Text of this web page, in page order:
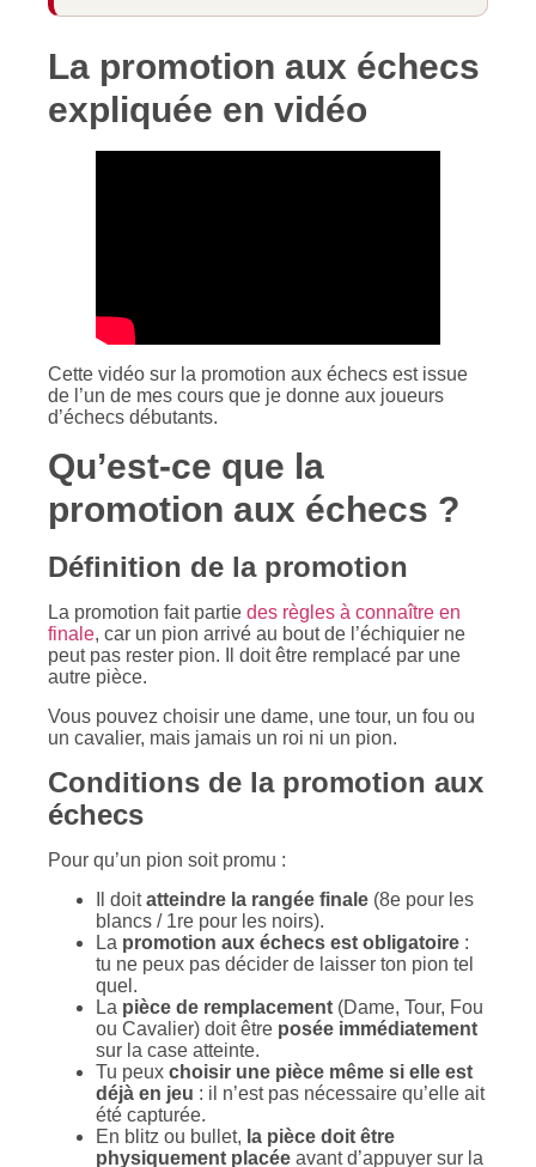
La promotion aux échecs
expliquée en vidéo
Cette vidéo sur la promotion aux échecs est issue
de l’un de mes cours que je donne aux joueurs
d’échecs débutants.
Qu’est-ce que la
promotion aux échecs ?
Définition de la promotion
La promotion fait partie des règles à connaître en
finale, car un pion arrivé au bout de l’échiquier ne
peut pas rester pion. Il doit être remplacé par une
autre pièce.
Vous pouvez choisir une dame, une tour, un fou ou
un cavalier, mais jamais un roi ni un pion.
Conditions de la promotion aux
échecs
Pour qu’un pion soit promu :
Il doitatteindre la rangée finale (8e pour les
blancs / 1re pour les noirs).
La promotion aux échecs est obligatoire :
tu ne peux pas décider de laisser ton pion tel
quel.
La pièce de remplacement (Dame, Tour, Fou
ou Cavalier) doit être posée immédiatement
sur la case atteinte.
Tu peux choisir une pièce même si elle est
déjà en jeu : il n’est pas nécessaire qu’elle ait
été capturée.
En blitz ou bullet, la pièce doit être
physiquement placée avant d’appuyer sur la